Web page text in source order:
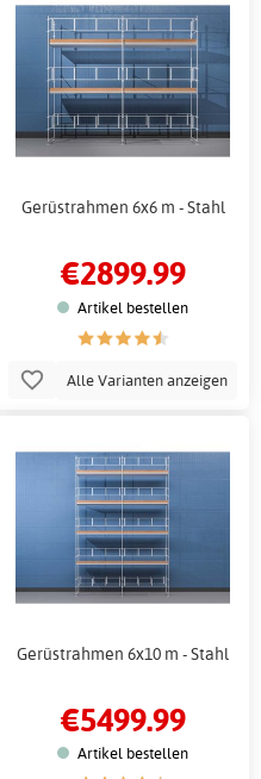
Gerüstrahmen 6x6 m - Stahl
€2899.99
Artikel bestellen
Alle Varianten anzeigen
Gerüstrahmen 6x10 m - Stahl
€5499.99
Artikel bestellen